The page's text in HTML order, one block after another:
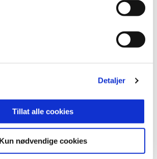
Detaljer
Tillat alle cookies
Kun nødvendige cookies